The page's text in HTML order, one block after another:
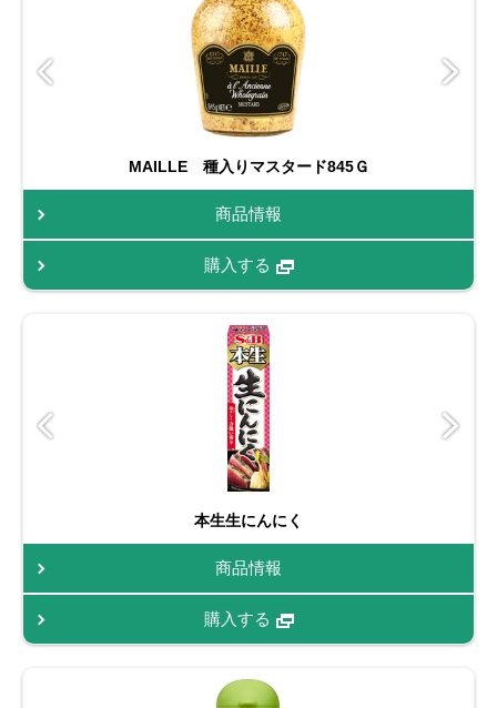
MAILLE 種入りマスタード845Ｇ
商品情報
購入する
本生生にんにく
商品情報
購入する